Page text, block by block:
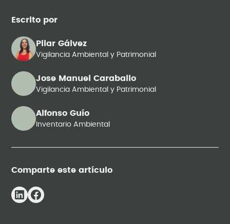
Escrito por
Pilar Gálvez
Vigilancia Ambiental y Patrimonial
Jose Manuel Caraballo
Vigilancia Ambiental y Patrimonial
Alfonso Guío
Inventario Ambiental
Comparte este artículo